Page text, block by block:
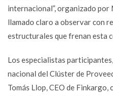
internacional”, organizado por
llamado claro a observar con
estructurales que frenan esta
Los especialistas
nacional del Clúster de
Tomás Llop, CEO de Finkargo,